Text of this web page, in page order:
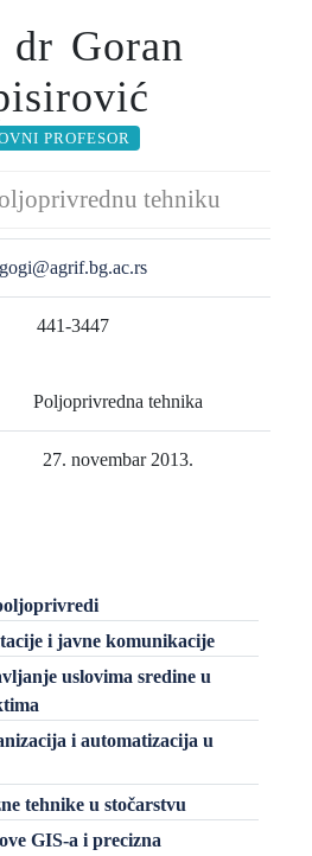
Goran
PROFESOR
tehniku
gogi@agrif.bg.ac.rs
441-3447
Poljoprivredna tehnika
27. novembar 2013.
i javne komunikacije
uslovima sredine u
i automatizacija u
tehnike u stočarstvu
GIS-a i precizna